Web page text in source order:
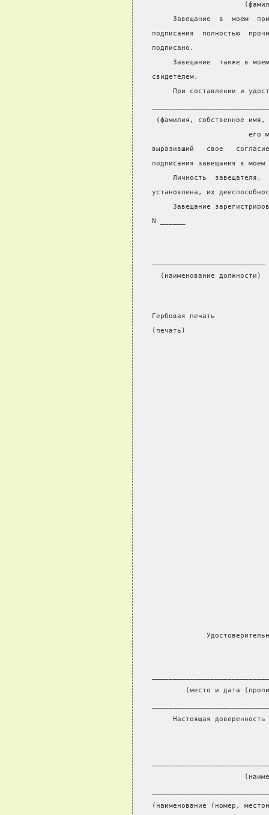
Завещание  в  моем
подписания  полностью
подписано.
Завещание  также в
свидетелем.
При составлении и
(фамилия, собственное имя,
его
выразивший   свое
подписания завещания в моем
Личность  завещателя,
установлена, их
Завещание
N ______
(наименование должности)
Гербовая печать
(печать)
(место и дата
Настоящая
(наименование (номер,